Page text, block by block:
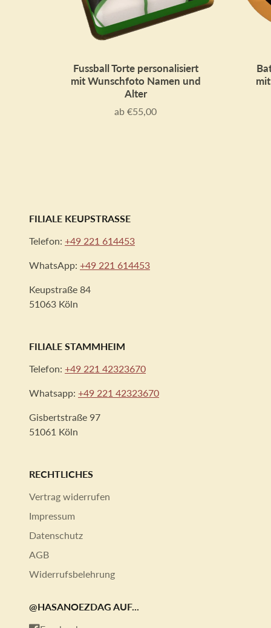
Fussball Torte personalisiert
mit Wunschfoto Namen und
Alter
Preis
ab €55,00
FILIALE KEUPSTRASSE
Telefon: +49 221 614453
WhatsApp: +49 221 614453
Keupstraße 84
51063 Köln
FILIALE STAMMHEIM
Telefon: +49 221 42323670
Whatsapp: +49 221 42323670
Gisbertstraße 97
51061 Köln
RECHTLICHES
Vertrag widerrufen
Impressum
Datenschutz
AGB
Widerrufsbelehrung
@HASANOEZDAG AUF...